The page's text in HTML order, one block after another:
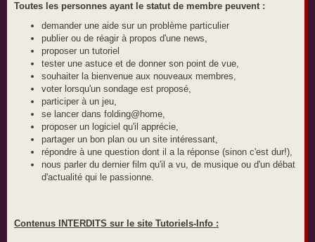
Toutes les personnes ayant le statut de membre peuvent :
demander une aide sur un problème particulier
publier ou de réagir à propos d'une news,
proposer un tutoriel
tester une astuce et de donner son point de vue,
souhaiter la bienvenue aux nouveaux membres,
voter lorsqu'un sondage est proposé,
participer à un jeu,
se lancer dans folding@home,
proposer un logiciel qu'il apprécie,
partager un bon plan ou un site intéressant,
répondre à une question dont il a la réponse (sinon c'est dur!),
nous parler du dernier film qu'il a vu, de musique ou d'un débat
d'actualité qui le passionne.
Contenus INTERDITS sur le site Tutoriels-Info :